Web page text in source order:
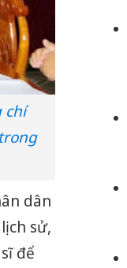
chí
dân
sử,
để